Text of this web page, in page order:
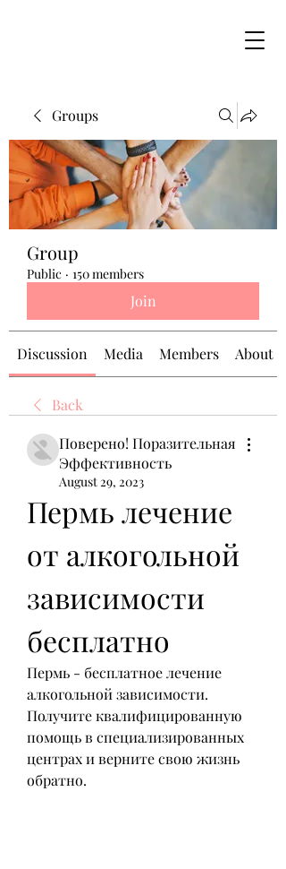
Groups
Group
Public · 150 members
Join
Discussion Media Members About
Back
Поверено! Поразительная
Эффективность
August 29, 2023
Пермь лечение
от алкогольной
зависимости
бесплатно
Пермь - бесплатное лечение
алкогольной зависимости.
Получите квалифицированную
помощь в специализированных
центрах и верните свою жизнь
обратно.